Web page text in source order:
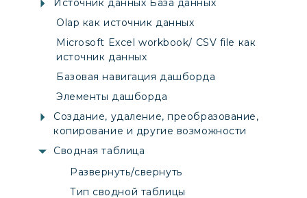
Источник данных База данных
Olap как источник данных
Microsoft Excel workbook/ CSV file как
источник данных
Базовая навигация дашборда
Элементы дашборда
Создание, удаление, преобразование,
копирование и другие возможности
Сводная таблица
Развернуть/свернуть
Тип сводной таблицы